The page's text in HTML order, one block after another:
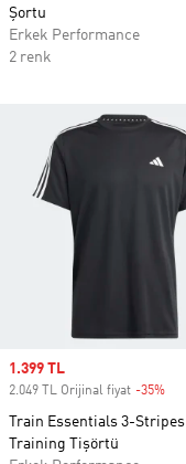
Şortu
Erkek Performance
2 renk
Sale price
1.399 TL
2.049 TL Orijinal fiyat -35%
Train Essentials 3-Stripes
Training Tişörtü